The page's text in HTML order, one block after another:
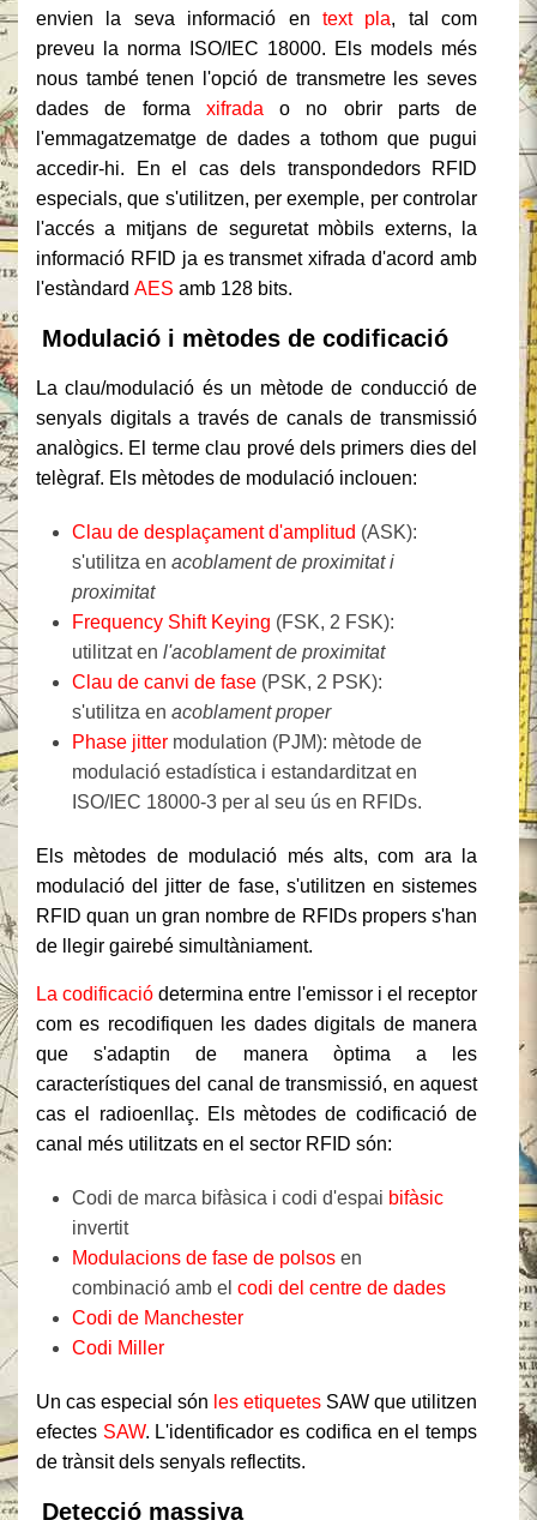
envien la seva informació en text pla, tal com
preveu la norma ISO/IEC 18000. Els models més
nous també tenen l'opció de transmetre les seves
dades de forma xifrada o no obrir parts de
l'emmagatzematge de dades a tothom que pugui
accedir-hi. En el cas dels transpondedors RFID
especials, que s'utilitzen, per exemple, per controlar
l'accés a mitjans de seguretat mòbils externs, la
informació RFID ja es transmet xifrada d'acord amb
l'estàndard AES amb 128 bits.
Modulació i mètodes de codificació
La clau/modulació és un mètode de conducció de
senyals digitals a través de canals de transmissió
analògics. El terme clau prové dels primers dies del
telègraf. Els mètodes de modulació inclouen:
Clau de desplaçament d'amplitud (ASK):
s'utilitza en acoblament de proximitat i
proximitat
Frequency Shift Keying (FSK, 2 FSK):
utilitzat en l'acoblament de proximitat
Clau de canvi de fase (PSK, 2 PSK):
s'utilitza en acoblament proper
Phase jitter modulation (PJM): mètode de
modulació estadística i estandarditzat en
ISO/IEC 18000-3 per al seu ús en RFIDs.
Els mètodes de modulació més alts, com ara la
modulació del jitter de fase, s'utilitzen en sistemes
RFID quan un gran nombre de RFIDs propers s'han
de llegir gairebé simultàniament.
La codificació determina entre l'emissor i el receptor
com es recodifiquen les dades digitals de manera
que s'adaptin de manera òptima a les
característiques del canal de transmissió, en aquest
cas el radioenllaç. Els mètodes de codificació de
canal més utilitzats en el sector RFID són:
Codi de marca bifàsica i codi d'espai bifàsic
invertit
Modulacions de fase de polsos en
combinació amb el codi del centre de dades
Codi de Manchester
Codi Miller
Un cas especial són les etiquetes SAW que utilitzen
efectes SAW. L'identificador es codifica en el temps
de trànsit dels senyals reflectits.
Detecció massiva